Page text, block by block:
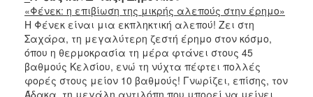
«Φένεκ: η επιβίωση της μικρής αλεπούς στην έρημο»
Η Φένεκ είναι μια εκπληκτική αλεπού! Ζει στη
Σαχάρα, τη μεγαλύτερη ζεστή έρημο στον κόσμο,
όπου η θερμοκρασία τη μέρα φτάνει στους 45
βαθμούς Κελσίου, ενώ τη νύχτα πέφτει πολλές
φορές στους μείον 10 βαθμούς! Γνωρίζει, επίσης, τον
Άδακα, τη μεγάλη αντιλόπη που μπορεί να μείνει